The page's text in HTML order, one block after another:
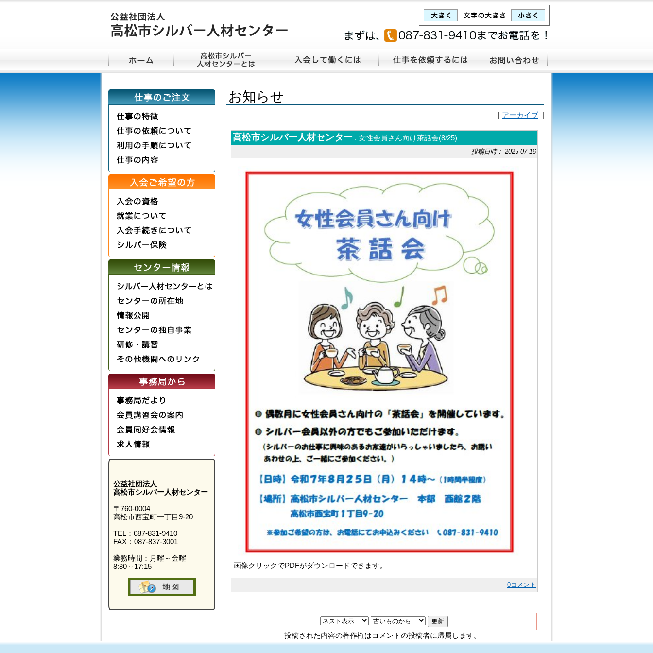
公益社団法人
高松市シルバー人材センター
〒760-0004
高松市西宝町一丁目9-20
TEL：087-831-9410
FAX：087-837-3001
業務時間：月曜～金曜
8:30～17:15
お知らせ
アーカイブ
高松市シルバー人材センター : 女性会員さん向け茶話会(8/25)
投稿日時： 2025-07-16
画像クリックでPDFがダウンロードできます。
0コメント
投稿された内容の著作権はコメントの投稿者に帰属します。